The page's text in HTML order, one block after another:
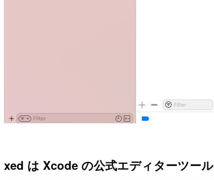
xed は Xcode の公式エディターツール